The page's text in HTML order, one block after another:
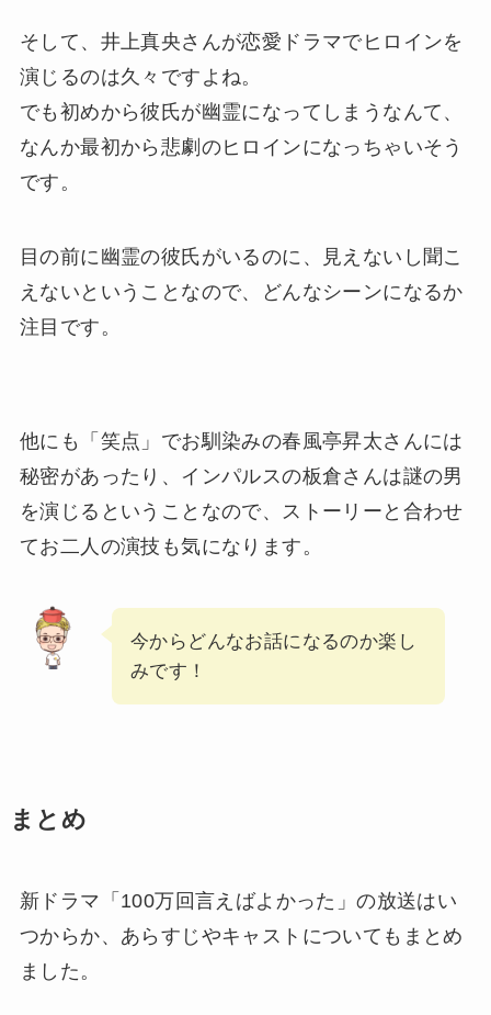
そして、井上真央さんが恋愛ドラマでヒロインを
演じるのは久々ですよね。
でも初めから彼氏が幽霊になってしまうなんて、
なんか最初から悲劇のヒロインになっちゃいそう
です。
目の前に幽霊の彼氏がいるのに、見えないし聞こ
えないということなので、どんなシーンになるか
注目です。
他にも「笑点」でお馴染みの春風亭昇太さんには
秘密があったり、インパルスの板倉さんは謎の男
を演じるということなので、ストーリーと合わせ
てお二人の演技も気になります。
今からどんなお話になるのか楽し
みです！
まとめ
新ドラマ「100万回言えばよかった」の放送はい
つからか、あらすじやキャストについてもまとめ
ました。